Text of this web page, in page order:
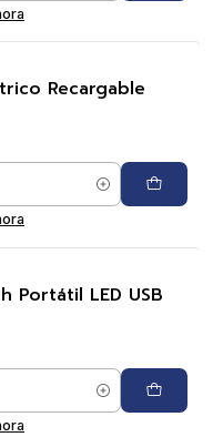
Recargable
Portátil LED USB